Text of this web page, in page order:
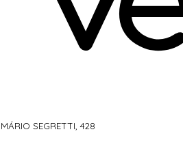
SEGRETTI, 428